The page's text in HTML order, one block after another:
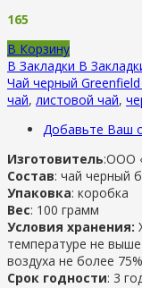
165
В Корзину
В Закладки В
Чай черный
чай, листовой чай,
Добавьте Ваш
Изготовитель:ООО
Состав: чай черный
Упаковка: коробка
Вес: 100 грамм
Условия хранения:
температуре не
воздуха не более
Срок годности: 3